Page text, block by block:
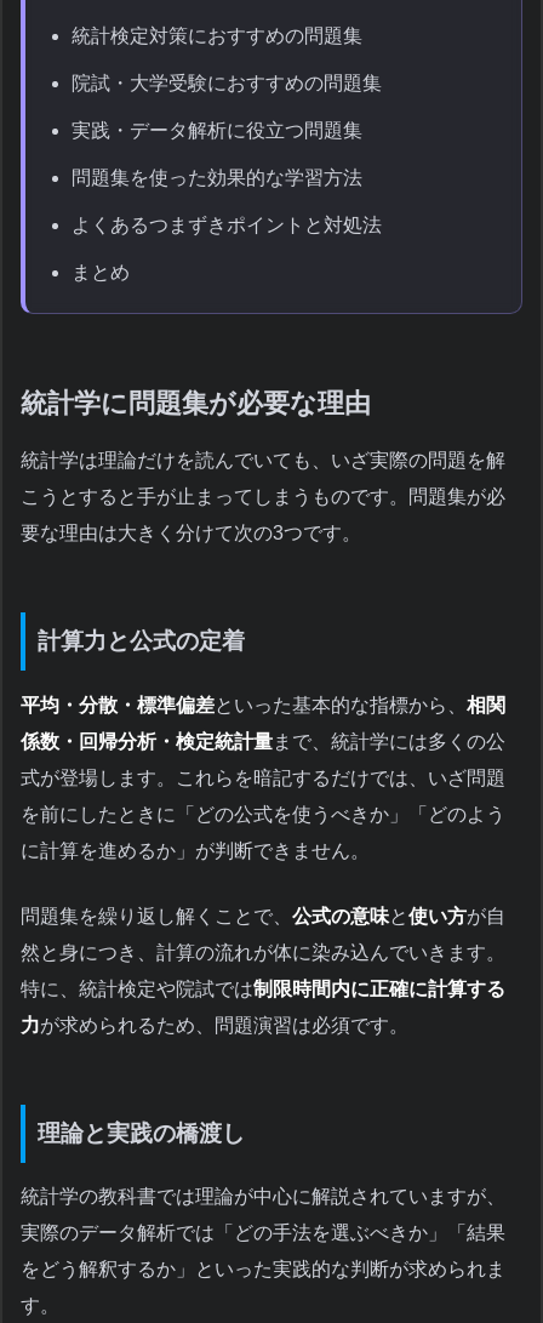
統計検定対策におすすめの問題集
院試・大学受験におすすめの問題集
実践・データ解析に役立つ問題集
問題集を使った効果的な学習方法
よくあるつまずきポイントと対処法
まとめ
統計学に問題集が必要な理由
統計学は理論だけを読んでいても、いざ実際の問題を解
こうとすると手が止まってしまうものです。問題集が必
要な理由は大きく分けて次の3つです。
計算力と公式の定着
平均・分散・標準偏差といった基本的な指標から、 相関
係数・回帰分析・検定統計量まで、統計学には多くの公
式が登場します。これらを暗記するだけでは、いざ問題
を前にしたときに「どの公式を使うべきか」「どのよう
に計算を進めるか」が判断できません。
問題集を繰り返し解くことで、 公式の意味と使い方が自
然と身につき、計算の流れが体に染み込んでいきます。
特に、統計検定や院試では制限時間内に正確に計算する
力が求められるため、問題演習は必須です。
理論と実践の橋渡し
統計学の教科書では理論が中心に解説されていますが、
実際のデータ解析では「どの手法を選ぶべきか」「結果
をどう解釈するか」といった実践的な判断が求められま
す。